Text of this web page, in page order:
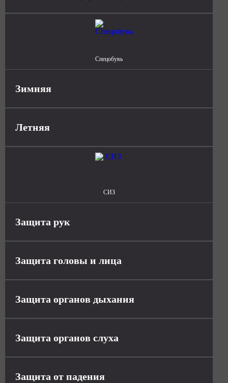
Спецобувь
Зимняя
Летняя
СИЗ
Защита рук
Защита головы и лица
Защита органов дыхания
Защита органов слуха
Защита от падения